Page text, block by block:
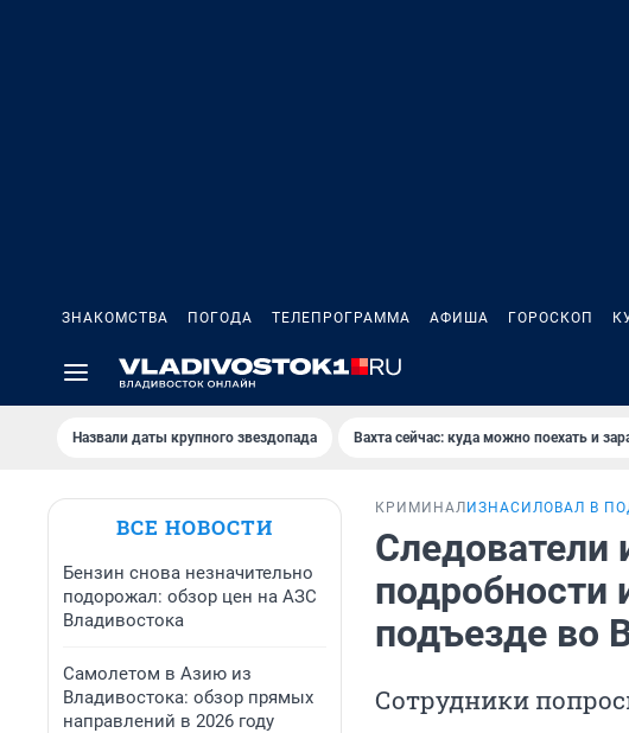
ЗНАКОМСТВА ПОГОДА ТЕЛЕПРОГРАММА АФИША ГОРОСКОП
Назвали даты крупного звездопада Вахта сейчас: куда можно поехать и
ВСЕ НОВОСТИ
Бензин снова незначительно
подорожал: обзор цен на АЗС
Владивостока
Самолетом в Азию из
Владивостока: обзор прямых
направлений в 2026 году
КРИМИНАЛ ИЗНАСИЛОВАЛ В
Следователи
подробности
подъезде во
Сотрудники